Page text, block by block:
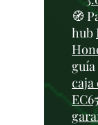
🧭
hub
guía
caja
EC65